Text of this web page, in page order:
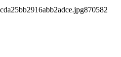
870582